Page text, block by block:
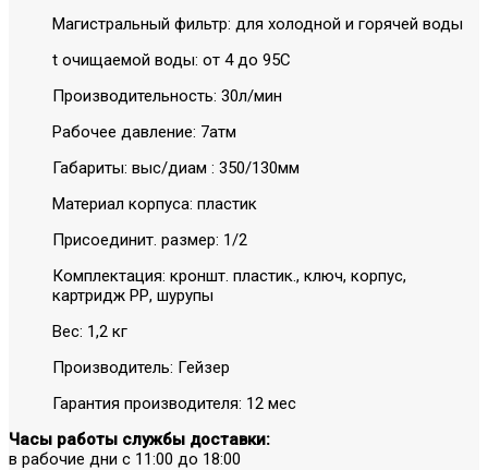
Магистральный фильтр: для холодной и горячей воды
t очищаемой воды: от 4 до 95С
Производительность: 30л/мин
Рабочее давление: 7атм
Габариты: выс/диам : 350/130мм
Материал корпуса: пластик
Присоединит. размер: 1/2
Комплектация: кроншт. пластик., ключ, корпус,
картридж РР, шурупы
Вес: 1,2 кг
Производитель: Гейзер
Гарантия производителя: 12 мес
Часы работы службы доставки:
в рабочие дни с 11:00 до 18:00